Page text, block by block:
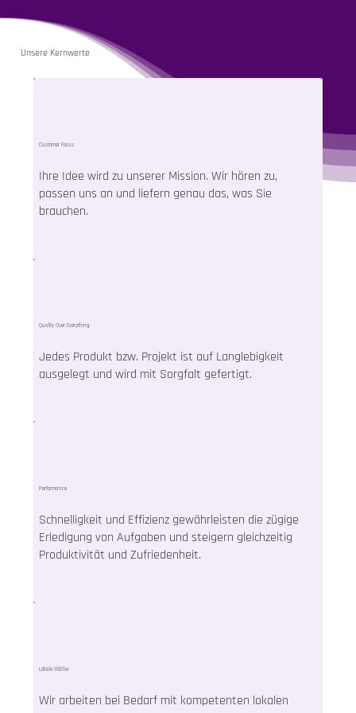
Unsere Kernwerte
Customer Focus
Ihre Idee wird zu unserer Mission. Wir hören zu,
passen uns an und liefern genau das, was Sie
brauchen.
Quality Over Everything
Jedes Produkt bzw. Projekt ist auf Langlebigkeit
ausgelegt und wird mit Sorgfalt gefertigt.
Performance
Schnelligkeit und Effizienz gewährleisten die zügige
Erledigung von Aufgaben und steigern gleichzeitig
Produktivität und Zufriedenheit.
Lokale Stärke
Wir arbeiten bei Bedarf mit kompetenten lokalen